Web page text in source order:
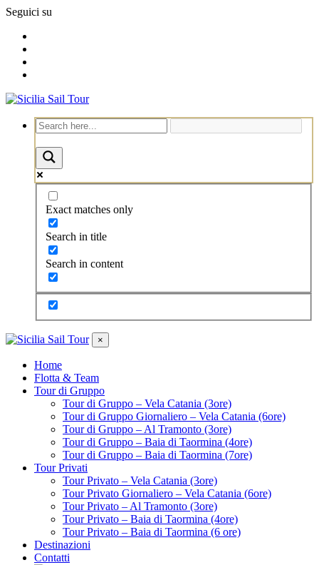
Seguici su
Exact matches only
Search in title
Search in content
×
Home
Flotta & Team
Tour di Gruppo
Tour di Gruppo – Vela Catania (3ore)
Tour di Gruppo Giornaliero – Vela Catania (6ore)
Tour di Gruppo – Al Tramonto (3ore)
Tour di Gruppo – Baia di Taormina (4ore)
Tour di Gruppo – Baia di Taormina (7ore)
Tour Privati
Tour Privato – Vela Catania (3ore)
Tour Privato Giornaliero – Vela Catania (6ore)
Tour Privato – Al Tramonto (3ore)
Tour Privato – Baia di Taormina (4ore)
Tour Privato – Baia di Taormina (6 ore)
Destinazioni
Contatti